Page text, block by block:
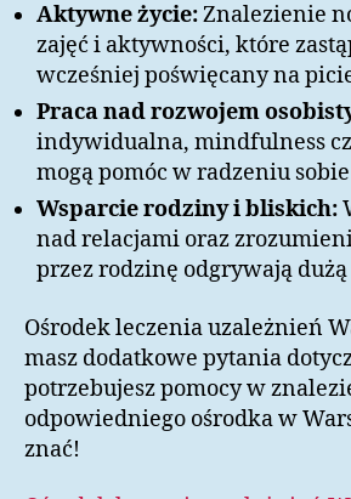
Aktywne życie:Znalezienie
zajęć i aktywności, które
wcześniej poświęcany na
Praca nad rozwojem
indywidualna, mindfulness
mogą pomóc w radzeniu
Wsparcie rodziny i bliskich:
nad relacjami oraz
przez rodzinę odgrywają
Ośrodek leczenia uzależnień
masz dodatkowe pytania
potrzebujesz pomocy w
odpowiedniego ośrodka w
znać!